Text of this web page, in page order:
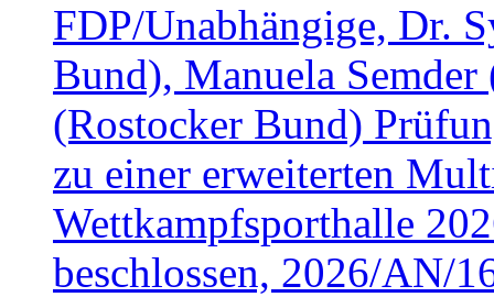
FDP/Unabhängige, Dr.
Bund), Manuela
(Rostocker Bund)
zu einer erweiterten
Wettkampfsporthalle
beschlossen, 2026/AN/